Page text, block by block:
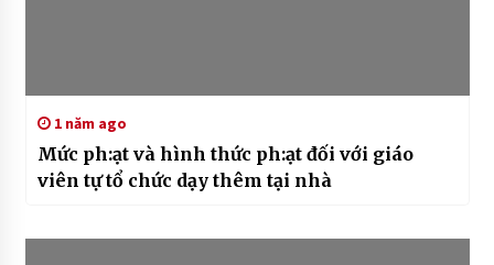
1 năm ago
Mức ph:ạt và hình thức ph:ạt đối với giáo
viên tự tổ chức dạy thêm tại nhà